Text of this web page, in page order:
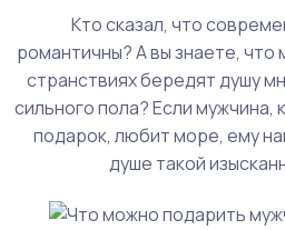
Кто сказал, что
романтичны? А вы знаете, что
странствиях бередят душу
сильного пола? Если
подарок, любит море, ему
душе такой